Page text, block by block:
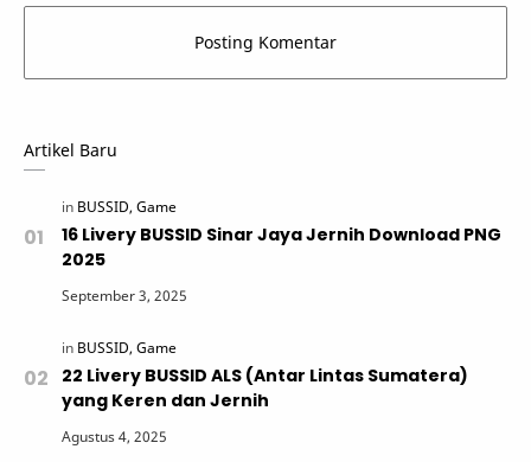
Artikel Baru
16 Livery BUSSID Sinar Jaya Jernih Download PNG
2025
22 Livery BUSSID ALS (Antar Lintas Sumatera)
yang Keren dan Jernih